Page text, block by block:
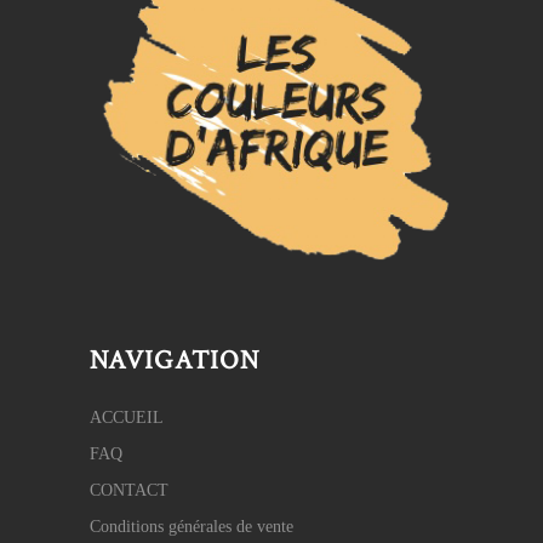
NAVIGATION
ACCUEIL
FAQ
CONTACT
Conditions générales de vente